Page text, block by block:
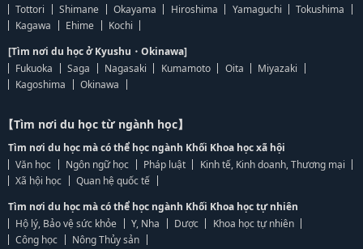
Tottori
Shimane Okayama Hiroshima Yamaguchi
Tokushima
Kagawa
Ehime
Kochi
[Tìm nơi du học ở Kyushu・Okinawa]
Fukuoka
Saga Nagasaki Kumamoto Oita
Miyazaki
Kagoshima
Okinawa
【Tìm nơi du học từ ngành học】
Tìm nơi du học mà có thể học ngành Khối Khoa học xã hội
Văn học
Ngôn ngữ học Pháp luật
Kinh tế, Kinh doanh, Thương mại
Xã hội học
Quan hệ quốc tế
Tìm nơi du học mà có thể học ngành Khối Khoa học tự nhiên
Hộ lý, Bảo vệ sức khỏe
Y, Nha Dược
Khoa học tự nhiên
Công học
Nông Thủy sản